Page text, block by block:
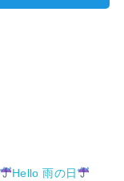
Hello 雨の日